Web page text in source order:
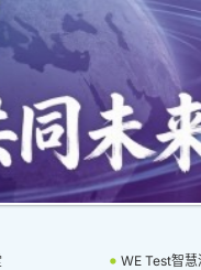
WE Test智慧